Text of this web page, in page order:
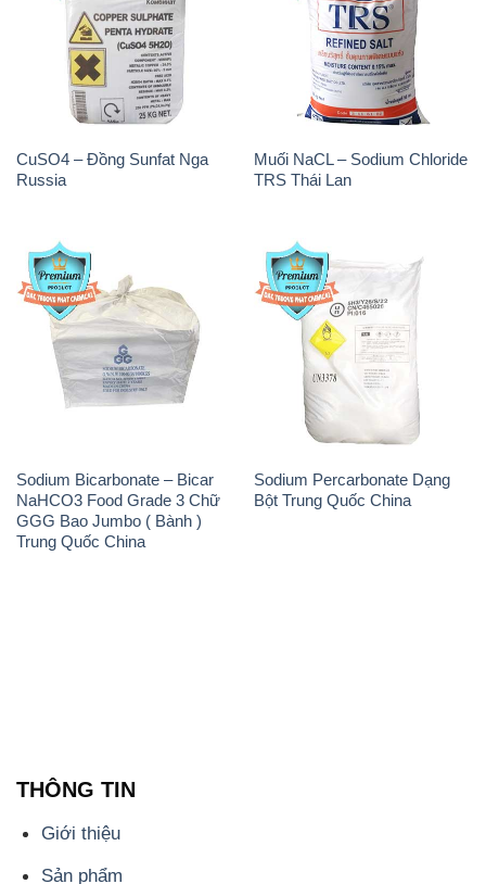
CuSO4 – Đồng Sunfat Nga
Muối NaCL – Sodium Chloride
TRS Thái Lan
Sodium Bicarbonate – Bicar
NaHCO3 Food Grade 3 Chữ
GGG Bao Jumbo ( Bành )
Trung Quốc China
Sodium Percarbonate Dạng
Bột Trung Quốc China
Chính sách và quy định chung
Tin tức
Liên hệ